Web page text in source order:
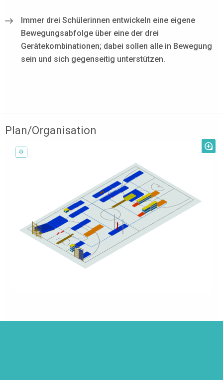
Immer drei Schülerinnen entwickeln eine eigene
Bewegungsabfolge über eine der drei
Gerätekombinationen; dabei sollen alle in Bewegung
sein und sich gegenseitig unterstützen.
Plan/Organisation